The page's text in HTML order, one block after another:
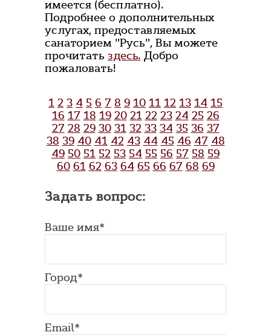
имеется (бесплатно).
Подробнее о дополнительных
услугах, предоставляемых
санаторием "Русь", Вы можете
прочитать здесь. Добро
пожаловать!
1 2 3 4 5 6 7 8 9 10 11 12 13 14 15
16 17 18 19 20 21 22 23 24 25 26
27 28 29 30 31 32 33 34 35 36 37
38 39 40 41 42 43 44 45 46 47 48
49 50 51 52 53 54 55 56 57 58 59
60 61 62 63 64 65 66 67 68 69
Задать вопрос:
Ваше имя*
Город*
Email*